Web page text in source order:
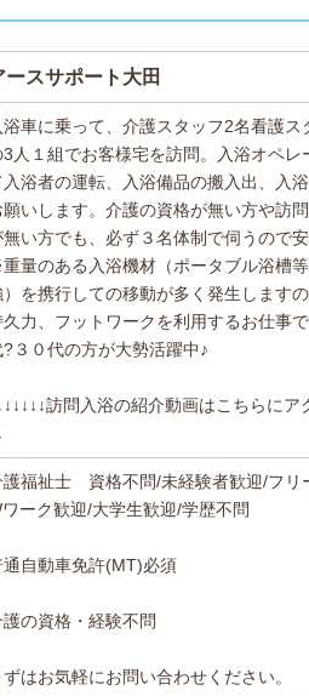
ースサポート大田
浴車に乗って、介護スタッフ2名看護ス
3人１組でお客様宅を訪問。入浴オペレ
入浴者の運転、入浴備品の搬入出、入
願いします。介護の資格が無い方や訪
無い方でも、必ず３名体制で伺うので安
量のある入浴機材（ポータブル浴槽
）を携行しての移動が多く発生します
久力、フットワークを利用するお仕事
?３０代の方が大勢活躍中♪
訪問入浴の紹介動画はこちらにア
護福祉士 資格不問/未経験者歓迎/フリ
ーク歓迎/大学生歓迎/学歴不問
通自動車免許(MT)必須
護の資格・経験不問
ずはお気軽にお問い合わせください。